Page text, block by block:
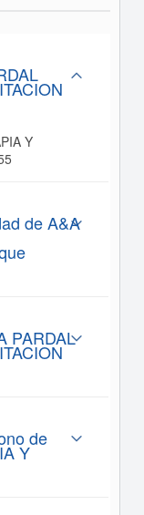
Y
de A&A
PARDAL
de
Y